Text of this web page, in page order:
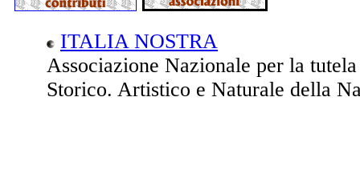
ITALIA NOSTRA
Associazione Nazionale per la
Storico. Artistico e Naturale della